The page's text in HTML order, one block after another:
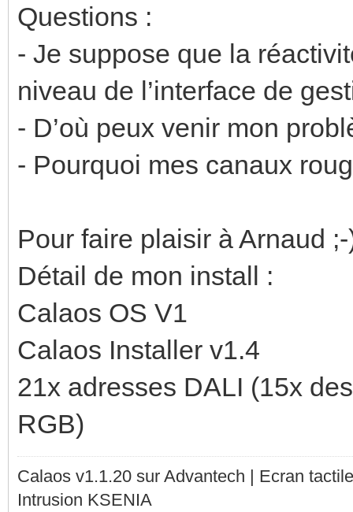
Questions :
- Je suppose que la
niveau de l’interface de
- D’où peux venir mon
- Pourquoi mes canaux
Pour faire plaisir à Arnaud
Détail de mon install :
Calaos OS V1
Calaos Installer v1.4
21x adresses DALI (15x
RGB)
Calaos v1.1.20 sur Advantech | Ecran
Intrusion KSENIA